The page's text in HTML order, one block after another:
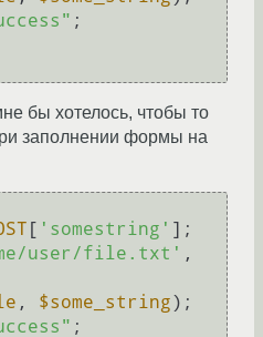
бы хотелось, чтобы то
заполнении формы на
[ 'somestring'
user/file.txt'
, $some_string